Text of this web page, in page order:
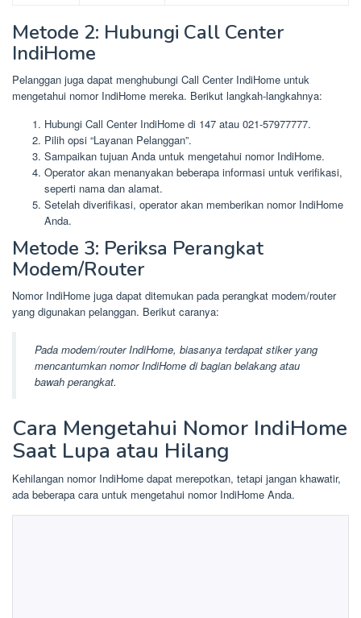
Metode 2: Hubungi Call Center
IndiHome
Pelanggan juga dapat menghubungi Call Center IndiHome untuk
mengetahui nomor IndiHome mereka. Berikut langkah-langkahnya:
Hubungi Call Center IndiHome di 147 atau 021-57977777.
Pilih opsi “Layanan Pelanggan”.
Sampaikan tujuan Anda untuk mengetahui nomor IndiHome.
Operator akan menanyakan beberapa informasi untuk verifikasi,
seperti nama dan alamat.
Setelah diverifikasi, operator akan memberikan nomor IndiHome
Anda.
Metode 3: Periksa Perangkat
Modem/Router
Nomor IndiHome juga dapat ditemukan pada perangkat modem/router
yang digunakan pelanggan. Berikut caranya:
Pada modem/router IndiHome, biasanya terdapat stiker yang
mencantumkan nomor IndiHome di bagian belakang atau
bawah perangkat.
Cara Mengetahui Nomor IndiHome
Saat Lupa atau Hilang
Kehilangan nomor IndiHome dapat merepotkan, tetapi jangan khawatir,
ada beberapa cara untuk mengetahui nomor IndiHome Anda.